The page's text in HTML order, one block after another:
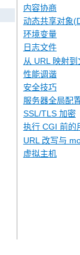
内容协商
动态共享对象
环境变量
日志文件
从 URL 映射
性能调谐
安全技巧
服务器全局配
SSL/TLS 加密
执行 CGI 前的
URL 改写与
虚拟主机